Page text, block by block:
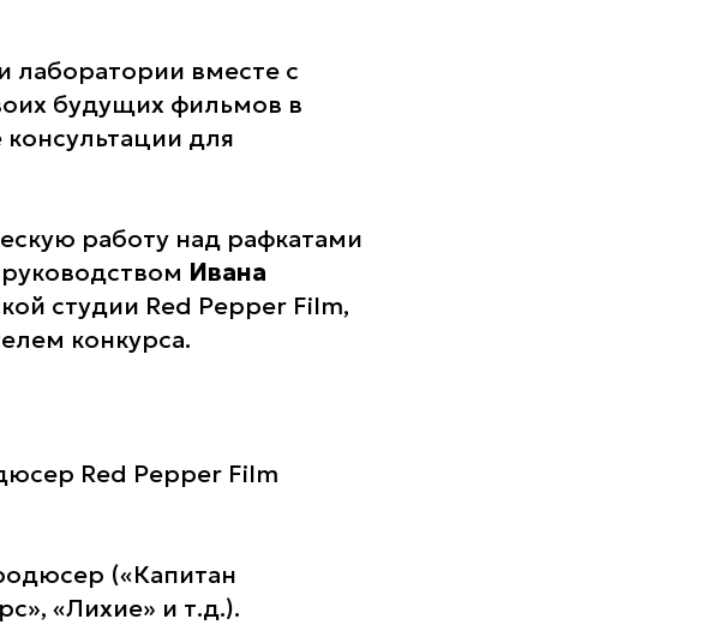
лаборатории вместе с
будущих фильмов в
для
работу над рафкатами
Ивана
студии Red Pepper Film,
конкурса.
Red Pepper Film
(«Капитан
«Лихие» и т.д.).